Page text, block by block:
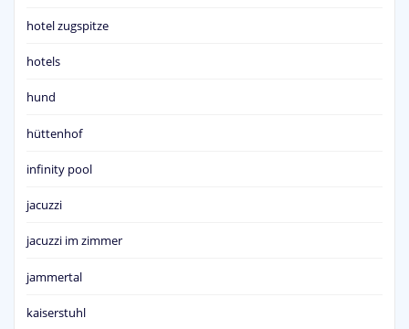
hotel zugspitze
hotels
hund
hüttenhof
infinity pool
jacuzzi
jacuzzi im zimmer
jammertal
kaiserstuhl